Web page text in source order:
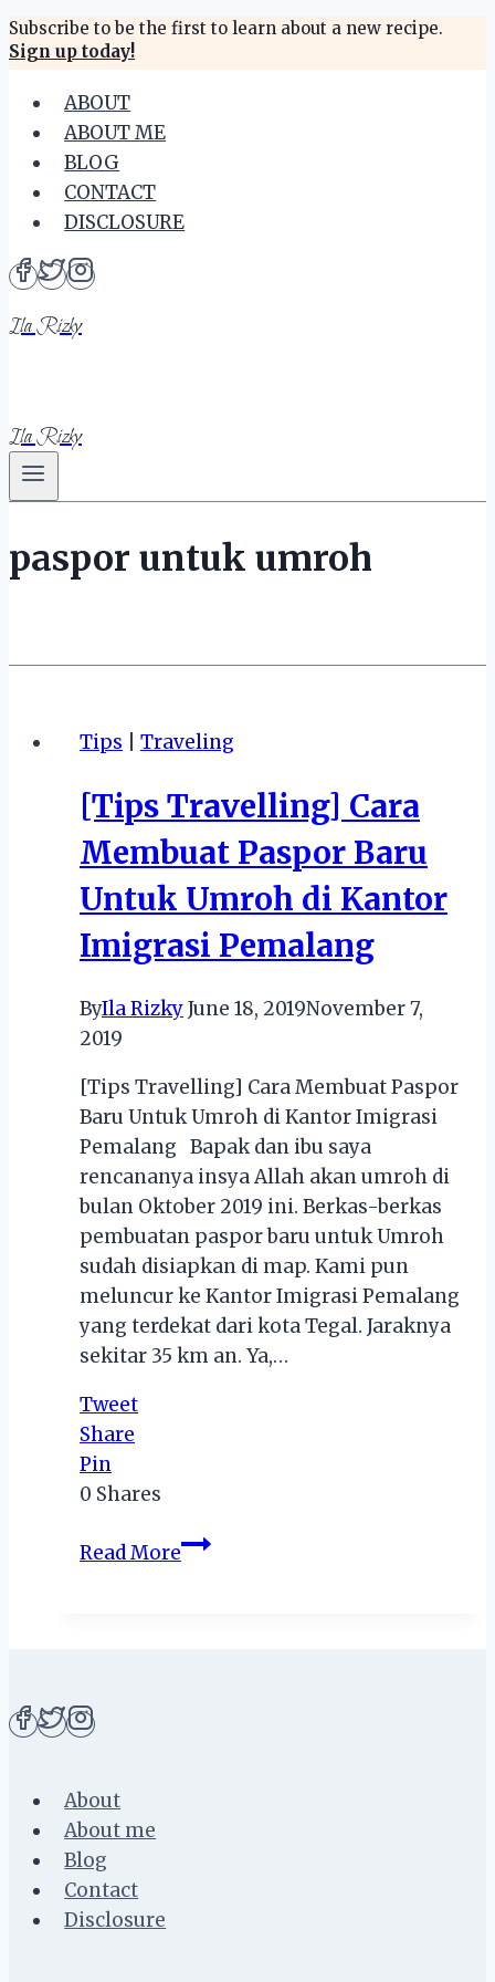
Skip
to
content
Subscribe to be the first to learn about a new recipe.
Sign up today!
ABOUT
ABOUT ME
BLOG
CONTACT
DISCLOSURE
Ila Rizky
Ila Rizky
paspor untuk umroh
Tips Traveling
[Tips Travelling] Cara
Membuat Paspor Baru
Untuk Umroh di Kantor
Imigrasi Pemalang
ByIla RizkyJune 18, 2019November 7,
2019
[Tips Travelling] Cara Membuat Paspor
Baru Untuk Umroh di Kantor Imigrasi
Pemalang Bapak dan ibu saya
rencananya insya Allah akan umroh di
bulan Oktober 2019 ini. Berkas-berkas
pembuatan paspor baru untuk Umroh
sudah disiapkan di map. Kami pun
meluncur ke Kantor Imigrasi Pemalang
yang terdekat dari kota Tegal. Jaraknya
sekitar 35 km an. Ya,…
Tweet
Share
Pin
0 Shares
Read More[Tips
About
About me
Blog
Contact
Disclosure